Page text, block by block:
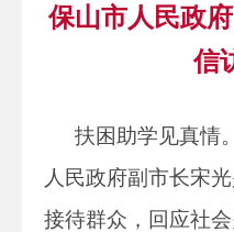
保山市人民政
信
扶困助学见真情
人民政府副市长宋
接待群众，回应社